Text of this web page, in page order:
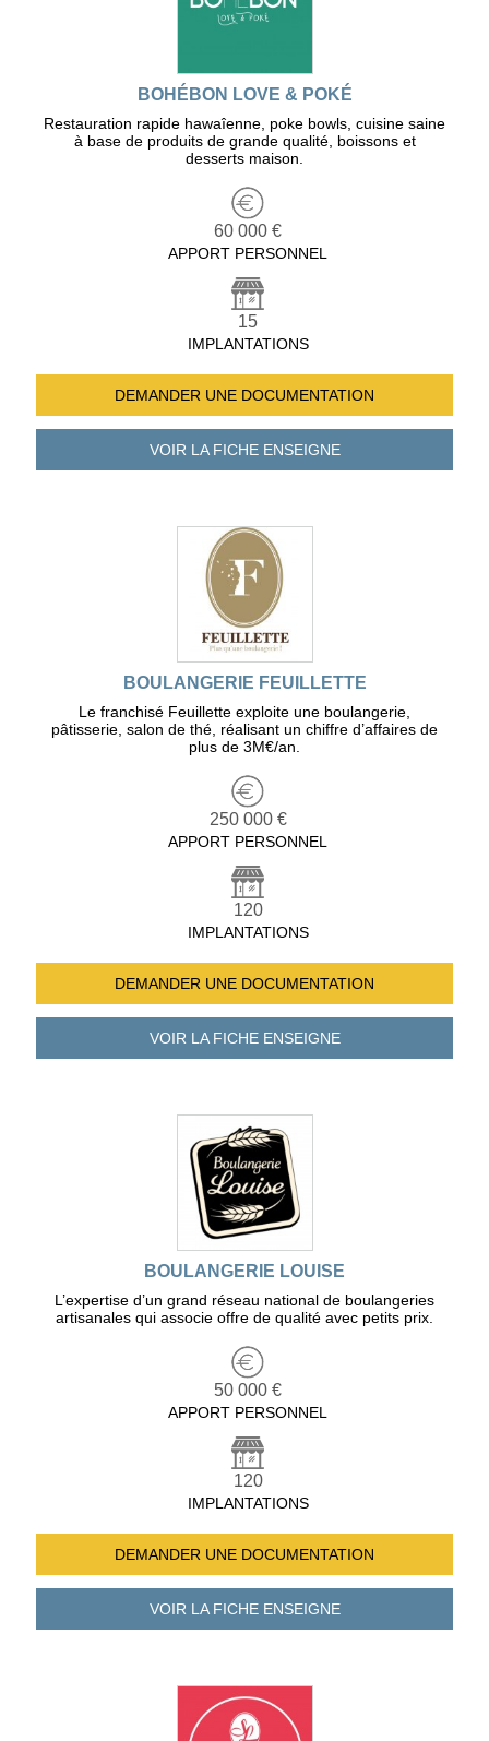
BOHÉBON LOVE & POKÉ
Restauration rapide hawaîenne, poke bowls, cuisine saine
à base de produits de grande qualité, boissons et
desserts maison.
60 000 €
APPORT PERSONNEL
15
IMPLANTATIONS
DEMANDER UNE DOCUMENTATION
VOIR LA FICHEENSEIGNE
BOULANGERIE FEUILLETTE
Le franchisé Feuillette exploite une boulangerie,
pâtisserie, salon de thé, réalisant un chiffre d’affaires de
plus de 3M€/an.
250 000 €
APPORT PERSONNEL
120
IMPLANTATIONS
DEMANDER UNE DOCUMENTATION
VOIR LA FICHEENSEIGNE
BOULANGERIE LOUISE
L’expertise d’un grand réseau national de boulangeries
artisanales qui associe offre de qualité avec petits prix.
50 000 €
APPORT PERSONNEL
120
IMPLANTATIONS
DEMANDER UNE DOCUMENTATION
VOIR LA FICHEENSEIGNE